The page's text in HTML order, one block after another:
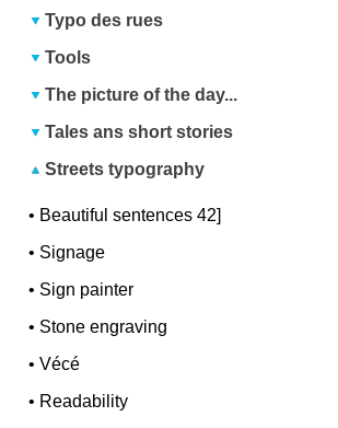
Typo des rues
Tools
The picture of the day...
Tales ans short stories
Streets typography
• Beautiful sentences 42]
• Signage
• Sign painter
• Stone engraving
•Vécé
• Readability